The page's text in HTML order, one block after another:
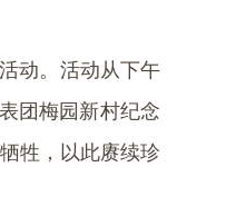
动。活动从下午
团梅园新村纪念
牲，以此赓续珍